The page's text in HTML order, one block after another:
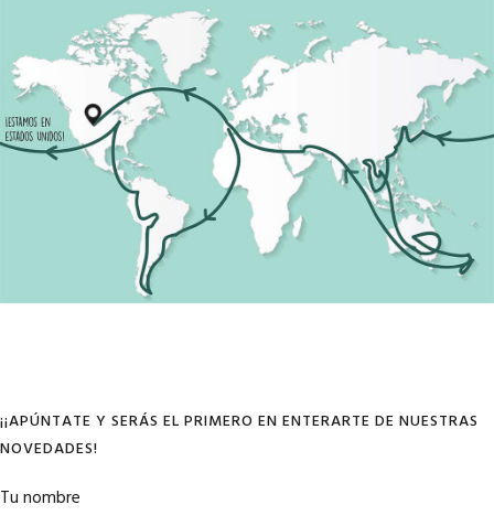
¡¡APÚNTATE Y SERÁS EL PRIMERO EN ENTERARTE DE NUESTRAS
NOVEDADES!
Tu nombre